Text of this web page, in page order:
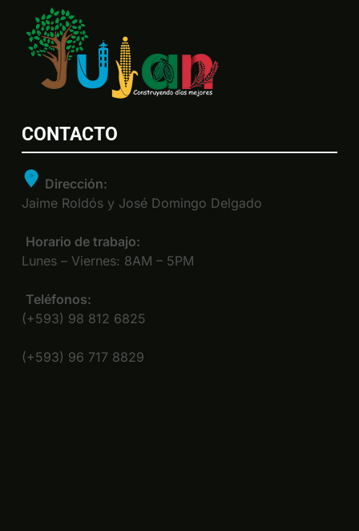
CONTACTO
Dirección:
Jaime Roldós y José Domingo Delgado
Horario de trabajo:
Lunes – Viernes: 8AM – 5PM
Teléfonos:
(+593) 98 812 6825
(+593) 96 717 8829